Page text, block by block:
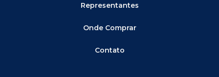
Representantes
Onde Comprar
Contato